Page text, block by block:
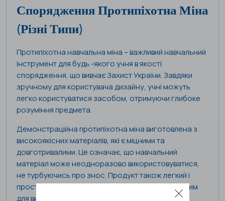
Спорядження Протипіхотна Міна
(різні Типи)
Протипіхотна навчальна міна – важливий навчальний
інструмент для будь -якого учня в якості
спорядження, що вивчає Захист України. Завдяки
зручному для користувача дизайну, учні можуть
легко користуватися засобом, отримуючи глибоке
розуміння предмета.
Демонстраційна протипіхотна міна виготовлена ​​з
високоякісних матеріалів, які є міцними та
довготривалими. Це означає, що навчальний
матеріал може неодноразово використовуватися,
не турбуючись про знос. Продукт також легкий і
простий у перенесенні, що робить його ідеальним
для використання в класі.